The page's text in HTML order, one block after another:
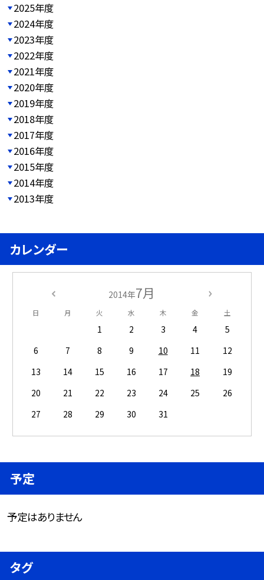
2025年度
2024年度
2023年度
2022年度
2021年度
2020年度
2019年度
2018年度
2017年度
2016年度
2015年度
2014年度
2013年度
カレンダー
2014年7月
日 月 火 水 木 金 土
1 2 3 4
5
6
7 8 9 10 11
12
13
14 15 16 17 18
19
20
21 22 23 24 25
26
27
28 29 30 31
予定
予定はありません
タグ